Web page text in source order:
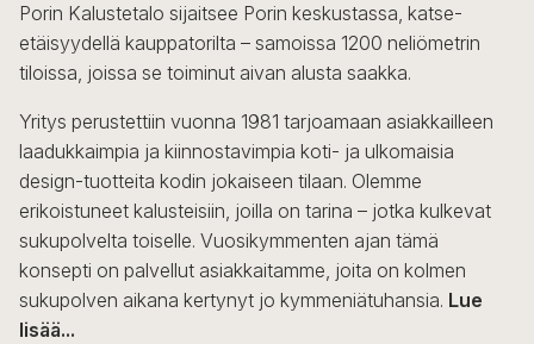
Porin Kalustetalo sijaitsee Porin keskustassa, katse-
etäisyydellä kauppatorilta – samoissa 1200 neliömetrin
tiloissa, joissa se toiminut aivan alusta saakka.
Yritys perustettiin vuonna 1981 tarjoamaan asiakkailleen
laadukkaimpia ja kiinnostavimpia koti- ja ulkomaisia
design-tuotteita kodin jokaiseen tilaan. Olemme
erikoistuneet kalusteisiin, joilla on tarina – jotka kulkevat
sukupolvelta toiselle. Vuosikymmenten ajan tämä
konsepti on palvellut asiakkaitamme, joita on kolmen
sukupolven aikana kertynyt jo kymmeniätuhansia. Lue
lisää...